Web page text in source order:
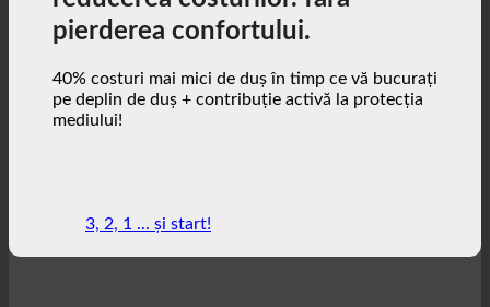
reducerea costurilor. fără
pierderea confortului.
40% costuri mai mici de duș în timp ce vă bucurați
pe deplin de duș + contribuție activă la protecția